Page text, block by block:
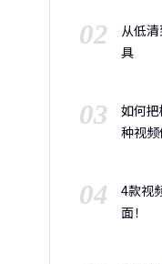
02
从低
具
03
如何
种视
04
4款视
面！